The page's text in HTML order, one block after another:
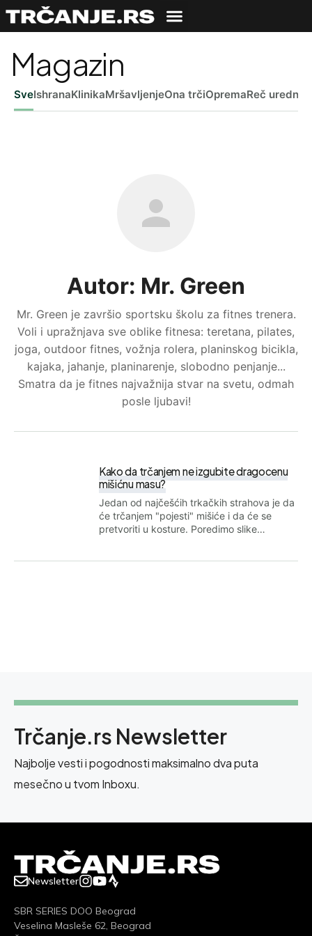
Magazin
SveIshranaKlinikaMršavljenjeOna trčiOpremaReč
Autor: Mr. Green
Mr. Green je završio sportsku školu za fitnes trenera.
Voli i upražnjava sve oblike fitnesa: teretana, pilates,
joga, outdoor fitnes, vožnja rolera, planinskog bicikla,
kajaka, jahanje, planinarenje, slobodno penjanje...
Smatra da je fitnes najvažnija stvar na svetu, odmah
posle ljubavi!
Kako da trčanjem ne izgubite dragocenu
mišićnu masu?
Jedan od najčešćih trkačkih strahova je da
će trčanjem "pojesti" mišiće i da će se
pretvoriti u kosture. Poredimo slike…
Trčanje.rs Newsletter
Najbolje vesti i pogodnosti maksimalno dva puta
mesečno u tvom Inboxu.
Newsletter
SBR SERIES DOO Beograd
Veselina Masleše 62, Beograd